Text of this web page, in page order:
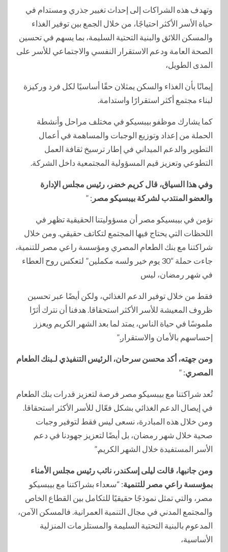
وتهدف هذه الشراكات إلى إحداث تغيير جذري ومستدام في
حياة الأسر الأكثر احتياجًا، من خلال الجمع بين توفير الغذاء
والمسكن اللائق والبنية التحتية السليمة، بما يسهم في تحسين
الصحة العامة ودعم الاستقرار النفسي والاجتماعي للأسر على
المدى الطويل،
إيمانًا بأن الغذاء والسكن يمثلان حقًا أساسيًا لكل فرد وركيزة
لبناء مجتمع أكثر استقرارًا واستدامة.
كما يشارك موظفو بيبسيكو في مختلف مراحل وأنشطة
الحملة من إعداد وتوزيع الوجبات والمساهمة في أعمال
التطوير والدعم الميداني في إطار ترسيخ ثقافة العمل
التطوعي وتعزيز قيم المسؤولية المجتمعية داخل الشركة.
وفي هذا السياق، قال كريم خضر، رئيس مجلس الإدارة
والعضو المنتدب لشركة بيبسيكو مصر : ”
نؤمن في بيبسيكو مصر أن مسؤوليتنا الحقيقية تظهر في
اللحظات التي يحتاج فيها المجتمع لتكاتف حقيقي. ومن خلال
شراكتنا مع بنك الطعام المصري ومؤسسة راعي مصر للتنمية،
جاءت حملة “30 يوم خير ولسه مكملين” لتعكس روح العطاء
في شهر رمضان، ليس
فقط من خلال توفير الدعم الغذائي، ولكن أيضًا عبر تحسين
ظروف المعيشة للأسر الأكثر استحقاقا. هدفنا أن نترك أثرًا
ملموسًا في حياة الناس، يمتد لما بعد الشهر الكريم ويعزز
إحساسهم بالأمان والاستقرار.”
ومن جهته، أكد محسن سرحان، الرئيس التنفيذي لـبنك الطعام
المصري: ”
تُعد شراكتنا مع بيبسيكو مصر فرصة لتعزيز قدرات بنك الطعام
في إيصال الدعم الغذائي بشكل فعّال للأسر الأكثر استحقاقا.
ومن خلال هذه المبادرة، نسعى ليس فقط لتوفير وجبات
صحية خلال شهر رمضان، بل أيضًا لتعزيز جهودنا في دعم
الأسر المستفيدة خلال الشهر الكريم.”
ومن جانبها، قالت ليلى إسكندر، نائب رئيس مجلس الأمناء
بمؤسسة راعي مصر للتنمية: “سعداء بشراكتنا مع بيبسيكو
مصر، والتي تمثل نموذجًا حقيقيًا للتكامل بين القطاع الخاص
والمجتمع المدني في مجال التنمية العمرانية. فالمسكن الآمن،
المدعوم بالبنية التحتية السليمة والمستلزمات المنزلية
الأساسية،